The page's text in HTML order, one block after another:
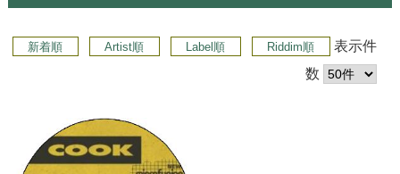
新着順 Artist順 Label順 Riddim順
表示件
数